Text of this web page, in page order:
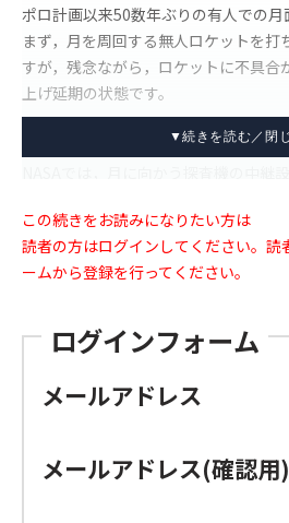
ポロ計画以来50数年ぶりの有人での月
まず，月を周回する無人ロケットを打
すが，残念ながら，ロケットに不具合
上げ延期の状態です。
本稿が皆様の目に留まる頃には，成功
ナダと日本の宇宙機関も参画している
火星探査に関連して，欧米や日本の民
この続きをお読みになりたい方は
読者の方はログインしてください。読
ームから登録を行ってください。
ログインフォーム
メールアドレス
メールアドレス(確認用)